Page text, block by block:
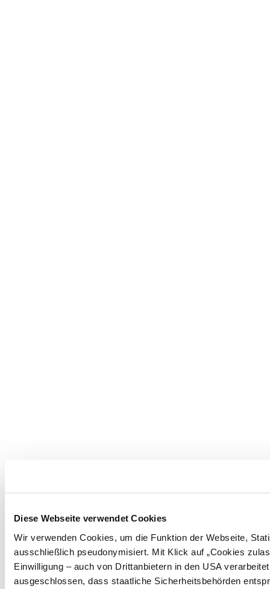
Diese Webseite verwendet Cookies
Wir verwenden Cookies, um die Funktion der Webseite,
ausschließlich pseudonymisiert. Mit Klick auf „Cookies
Einwilligung – auch von Drittanbietern in den USA
ausgeschlossen, dass staatliche Sicherheitsbehörden